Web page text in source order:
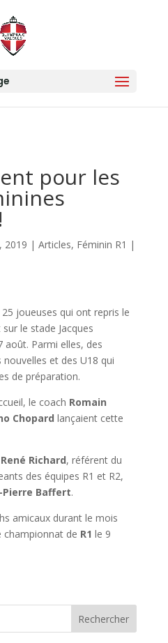
pour les
2019 | Articles, Féminin R1 |
joueuses qui ont repris le
le stade Jacques
août. Parmi elles, des
et des U18 qui
de préparation.
le coach Romain
Chopard lançaient cette
René Richard, référent du
des équipes R1 et R2,
Pierre Baffert.
amicaux durant le mois
championnat de R1 le 9
Rechercher